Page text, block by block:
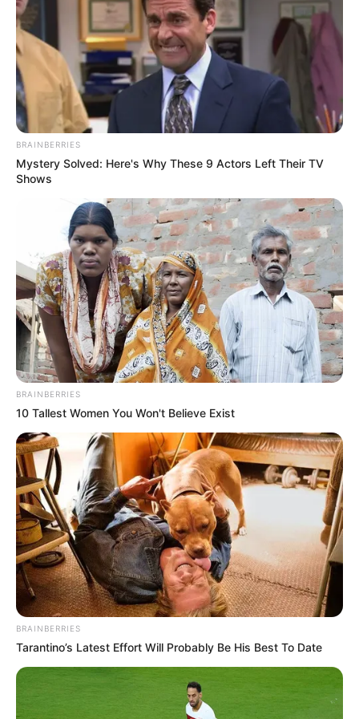
BRAINBERRIES
Mystery Solved: Here's Why These 9 Actors Left Their TV
Shows
BRAINBERRIES
10 Tallest Women You Won't Believe Exist
BRAINBERRIES
Tarantino’s Latest Effort Will Probably Be His Best To Date